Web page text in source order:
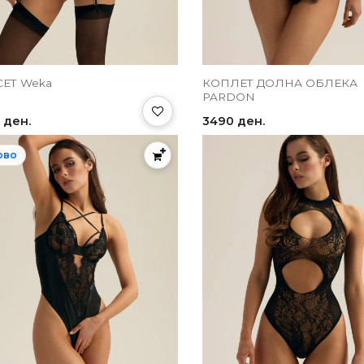
КОРСЕТ Weka
ден.
КОПЛЕТ ДОЛНА ОБЛЕКА
PARDON
3490 ден.